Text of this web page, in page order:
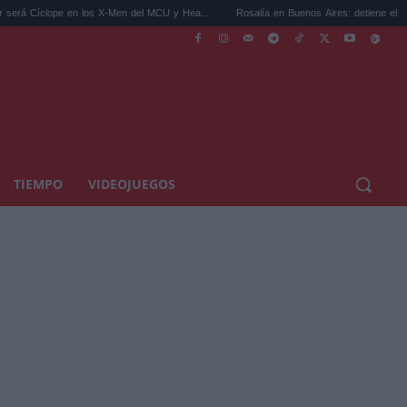
los X-Men del MCU y Hea... Rosalía en Buenos Aires: detiene el tráfico y se s...
TIEMPO VIDEOJUEGOS